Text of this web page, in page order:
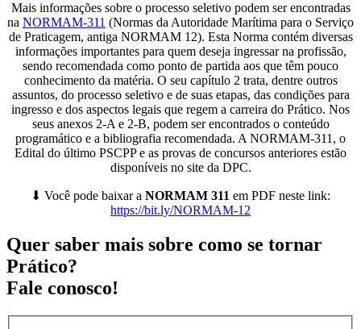
Mais informações sobre o processo seletivo podem ser encontradas
na NORMAM-311 (Normas da Autoridade Marítima para o Serviço
de Praticagem, antiga NORMAM 12). Esta Norma contém diversas
informações importantes para quem deseja ingressar na profissão,
sendo recomendada como ponto de partida aos que têm pouco
conhecimento da matéria. O seu capítulo 2 trata, dentre outros
assuntos, do processo seletivo e de suas etapas, das condições para
ingresso e dos aspectos legais que regem a carreira do Prático. Nos
seus anexos 2-A e 2-B, podem ser encontrados o conteúdo
programático e a bibliografia recomendada. A NORMAM-311, o
Edital do último PSCPP e as provas de concursos anteriores estão
disponíveis no site da DPC.
⬇ Você pode baixar a NORMAM 311 em PDF neste link:
https://bit.ly/NORMAM-12
Quer saber mais sobre como se tornar
Prático?
Fale conosco!